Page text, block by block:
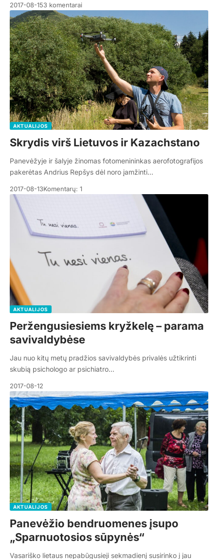
2017-08-153 komentarai
AKTUALIJOS
Skrydis virš Lietuvos ir Kazachstano
Panevėžyje ir šalyje žinomas fotomenininkas aerofotografijos
pakerėtas Andrius Repšys dėl noro įamžinti…
2017-08-13Komentarų: 1
AKTUALIJOS
Peržengusiesiems kryžkelę – parama
savivaldybėse
Jau nuo kitų metų pradžios savivaldybės privalės užtikrinti
skubią psichologo ar psichiatro…
2017-08-12
AKTUALIJOS
Panevėžio bendruomenes įsupo
„Sparnuotosios sūpynės“
Vasariško lietaus nepabūgusieji sekmadienį susirinko į jau